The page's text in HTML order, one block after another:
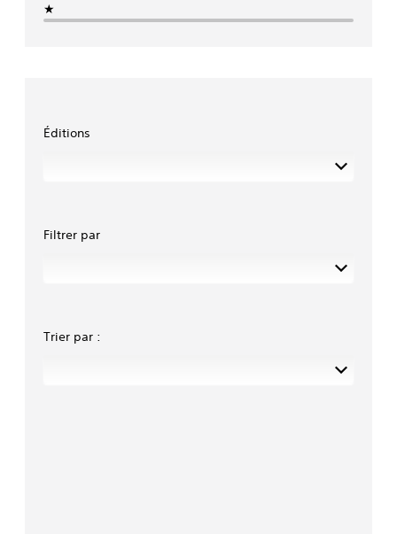
★
Éditions
Filtrer par
Trier par :